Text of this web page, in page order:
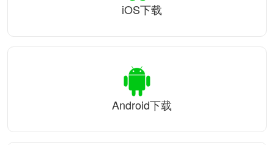
iOS下载
Android下载